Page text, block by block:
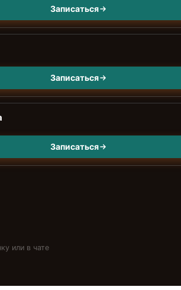
Записаться
Записаться
Записаться
или в чате